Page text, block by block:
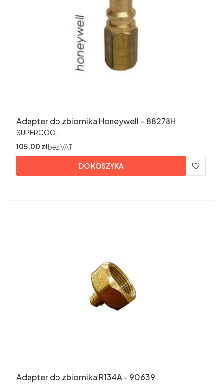
Adapter do zbiornika Honeywell – 88278H
PRODUCENT
SUPERCOOL
Cena
105,00 złbez VAT
DO KOSZYKA
Adapter do zbiornika R134A - 90639